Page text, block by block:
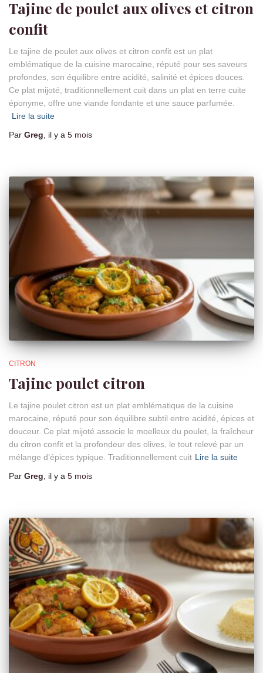
Tajine de poulet aux olives et citron
confit
Le tajine de poulet aux olives et citron confit est un plat
emblématique de la cuisine marocaine, réputé pour ses saveurs
profondes, son équilibre entre acidité, salinité et épices douces.
Ce plat mijoté, traditionnellement cuit dans un plat en terre cuite
éponyme, offre une viande fondante et une sauce parfumée.
Lire la suite
Par Greg, il y a 5 mois
CITRON
Tajine poulet citron
Le tajine poulet citron est un plat emblématique de la cuisine
marocaine, réputé pour son équilibre subtil entre acidité, épices et
douceur. Ce plat mijoté associe le moelleux du poulet, la fraîcheur
du citron confit et la profondeur des olives, le tout relevé par un
mélange d’épices typique. Traditionnellement cuit Lire la suite
Par Greg , il y a 5 mois